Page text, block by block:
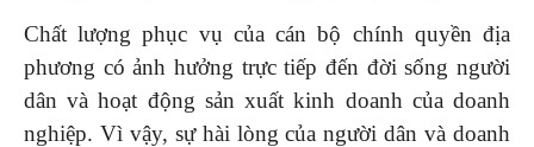
Chất lượng phục vụ của cán bộ chính quyền địa
phương có ảnh hưởng trực tiếp đến đời sống người
dân và hoạt động sản xuất kinh doanh của doanh
nghiệp. Vì vậy, sự hài lòng của người dân và doanh